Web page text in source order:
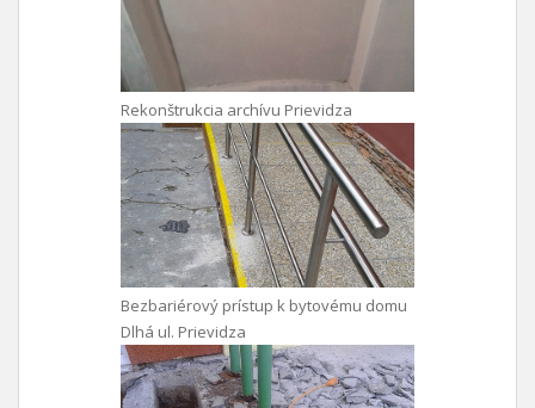
Rekonštrukcia archívu Prievidza
Bezbariérový prístup k bytovému domu
Dlhá ul. Prievidza